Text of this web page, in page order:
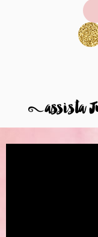
8assista